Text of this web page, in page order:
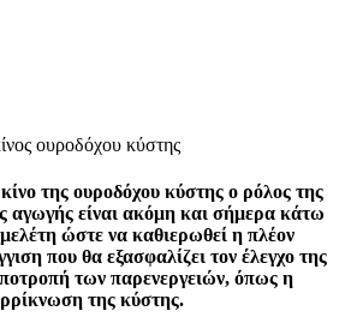
ουροδόχου κύστης
της ουροδόχου κύστης ο ρόλος της
αγωγής είναι ακόμη και σήμερα κάτω
ώστε να καθιερωθεί η πλέον
που θα εξασφαλίζει τον έλεγχο της
των παρενεργειών, όπως η
της κύστης.